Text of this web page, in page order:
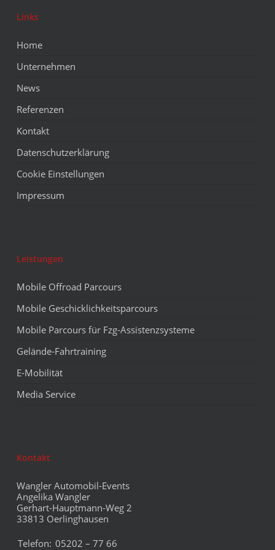
Links
Home
Unternehmen
News
Referenzen
Kontakt
Datenschutzerklärung
Cookie Einstellungen
Impressum
Leistungen
Mobile Offroad Parcours
Mobile Geschicklichkeitsparcours
Mobile Parcours für Fzg-Assistenzsysteme
Gelände-Fahrtraining
E-Mobilität
Media Service
Kontakt
Wangler Automobil-Events
Angelika Wangler
Gerhart-Hauptmann-Weg 2
33813 Oerlinghausen
Telefon: 05202 – 77 66